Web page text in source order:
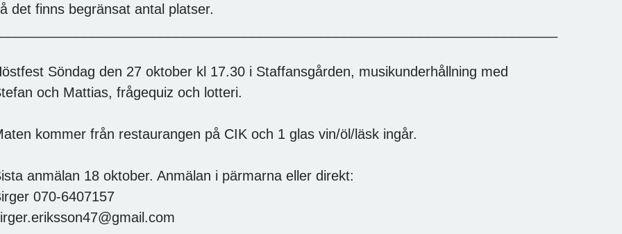
det finns begränsat antal platser.
Söndag den 27 oktober kl 17.30 i Staffansgården, musikunderhållning med
och Mattias, frågequiz och lotteri.
kommer från restaurangen på CIK och 1 glas vin/öl/läsk ingår.
anmälan 18 oktober. Anmälan i pärmarna eller direkt:
070-6407157